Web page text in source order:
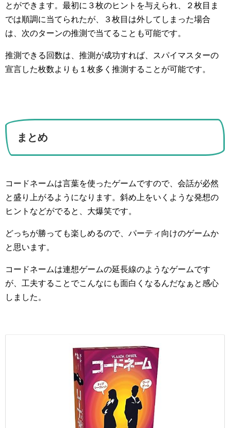
とができます。最初に３枚のヒントを与えられ、２枚目ま
では順調に当てられたが、３枚目は外してしまった場合
は、次のターンの推測で当てることも可能です。
推測できる回数は、推測が成功すれば、スパイマスターの
宣言した枚数よりも１枚多く推測することが可能です。
まとめ
コードネームは言葉を使ったゲームですので、会話が必然
と盛り上がるようになります。斜め上をいくような発想の
ヒントなどがでると、大爆笑です。
どっちが勝っても楽しめるので、パーティ向けのゲームか
と思います。
コードネームは連想ゲームの延長線のようなゲームです
が、工夫することでこんなにも面白くなるんだなぁと感心
しました。